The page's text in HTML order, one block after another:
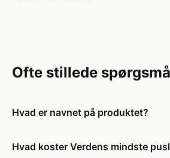
Ofte stillede
Hvad er navnet på produktet?
Hvad koster Verdens mindste